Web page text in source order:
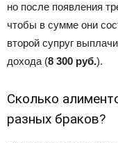
но после появления
чтобы в сумме они
второй супруг
дохода (8 300 руб.).
Сколько
разных браков?